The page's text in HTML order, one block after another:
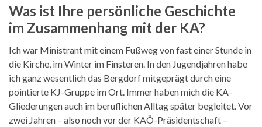
Was ist Ihre persönliche Geschichte
im Zusammenhang mit der KA?
Ich war Ministrant mit einem Fußweg von fast einer Stunde in
die Kirche, im Winter im Finsteren. In den Jugendjahren habe
ich ganz wesentlich das Bergdorf mitgeprägt durch eine
pointierte KJ-Gruppe im Ort. Immer haben mich die KA-
Gliederungen auch im beruflichen Alltag später begleitet. Vor
zwei Jahren – also noch vor der KAÖ-Präsidentschaft –